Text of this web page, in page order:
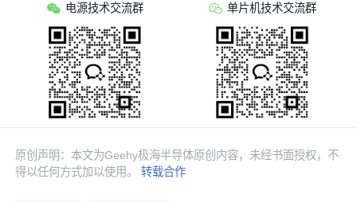
电源技术交流群 单片机技术交流群
原创声明：本文为Geehy极海半导体原创内容，未经书面授权，不
得以任何方式加以使用。转载合作